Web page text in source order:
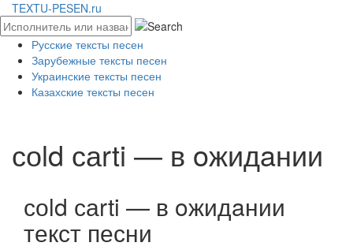
TEXTU-PESEN.ru
Русские тексты песен
Зарубежные тексты песен
Украинские тексты песен
Казахские тексты песен
​соld саrti — в oжидaнии
​соld саrti — в oжидaнии
текст песни